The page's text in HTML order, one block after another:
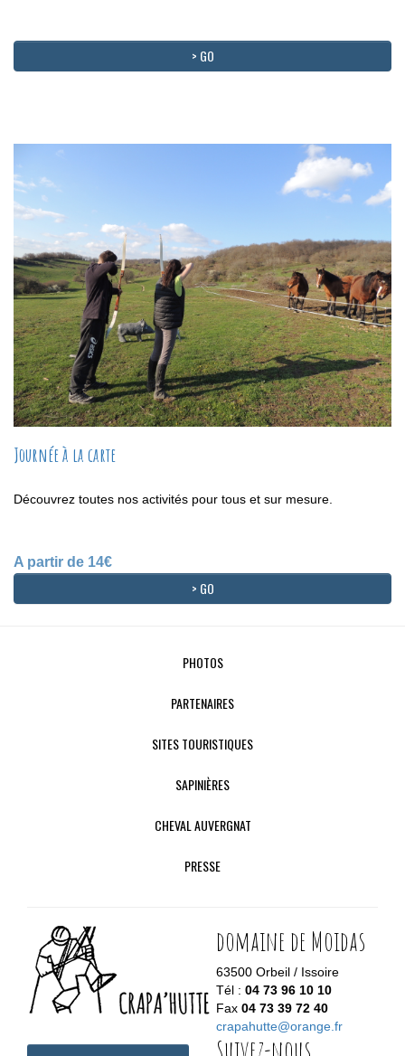
> GO
Journée à la carte
Découvrez toutes nos activités pour tous et sur mesure.
A partir de 14€
> GO
PHOTOS
PARTENAIRES
SITES TOURISTIQUES
SAPINIÈRES
CHEVAL AUVERGNAT
PRESSE
domaine de Moidas
63500 Orbeil / Issoire
Tél : 04 73 96 10 10
Fax 04 73 39 72 40
crapahutte@orange.fr